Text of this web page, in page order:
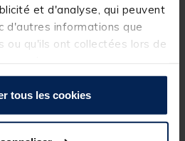
et d'analyse, qui peuvent
d'autres informations que
ou qu'ils ont collectées lors de
tous les cookies
détails
Kickback heavy est un
spécifiques tel que les
le célèbre ronnie rig.
ce fluoro est adaptable dans